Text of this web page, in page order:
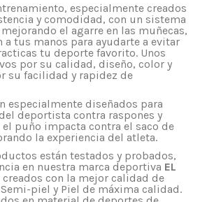
especialmente creados
y comodidad, con un sistema
el agarre en las muñecas,
a tus manos para ayudarte a evitar
tu deporte favorito. Unos
por su calidad, diseño, color y
su facilidad y rapidez de
especialmente diseñados para
deportista contra raspones y
puño impacta contra el saco de
la experiencia del atleta.
están testados y probados,
en nuestra marca deportiva EL
creados con la mejor calidad de
piel y Piel de máxima calidad.